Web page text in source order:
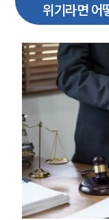
위기라면 어